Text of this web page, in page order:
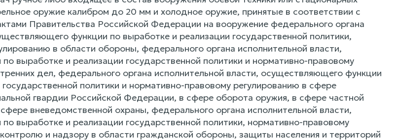
оружие калибром до 20 мм и холодное оружие, принятые в соответствии с
Правительства Российской Федерации на вооружение федерального органа
функции по выработке и реализации государственной политики,
в области обороны, федерального органа исполнительной власти,
выработке и реализации государственной политики и нормативно-правовому
дел, федерального органа исполнительной власти, осуществляющего функции
политики и нормативно-правовому регулированию в сфере
гвардии Российской Федерации, в сфере оборота оружия, в сфере частной
вневедомственной охраны, федерального органа исполнительной власти,
выработке и реализации государственной политики, нормативно-правовому
и надзору в области гражданской обороны, защиты населения и территорий